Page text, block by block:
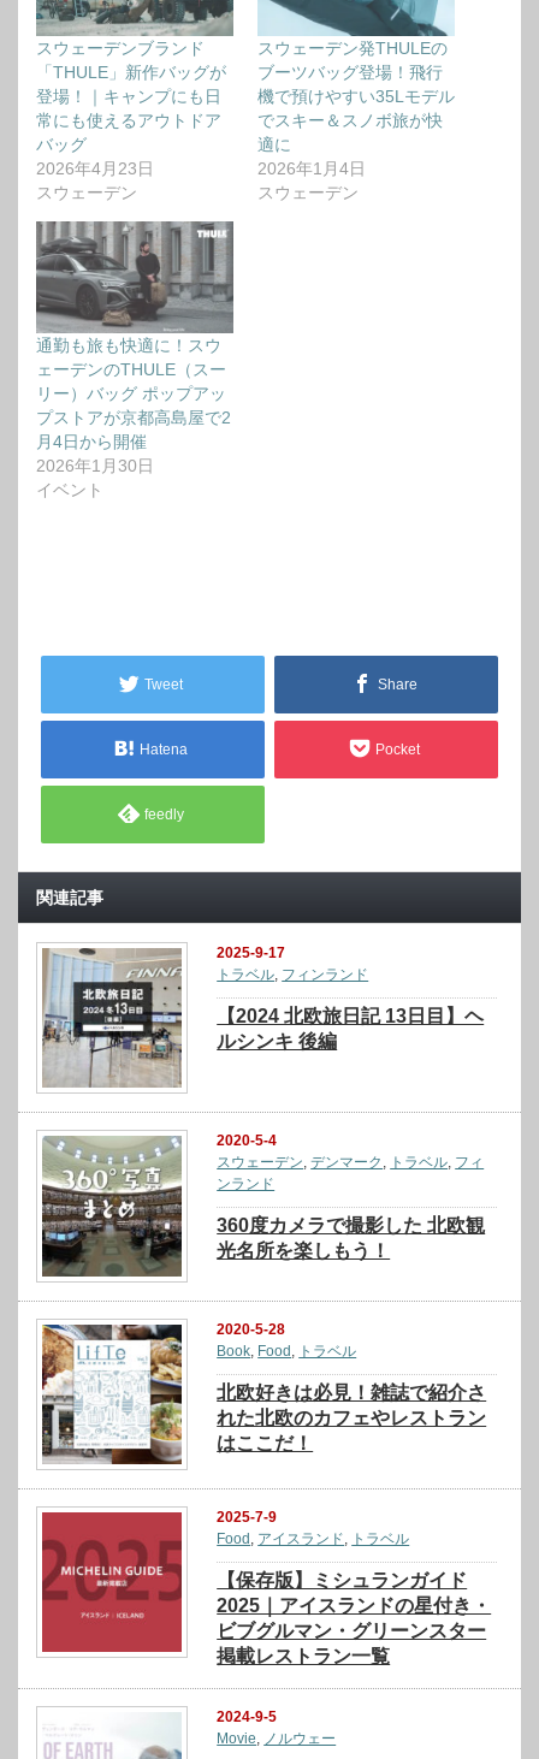
スウェーデンブランド
「THULE」新作バッグが
登場！｜キャンプにも日
常にも使えるアウトドア
バッグ
2026年4月23日
スウェーデン
スウェーデン発THULEの
ブーツバッグ登場！飛行
機で預けやすい35Lモデル
でスキー＆スノボ旅が快
適に
2026年1月4日
スウェーデン
通勤も旅も快適に！スウ
ェーデンのTHULE（スー
リー）バッグ ポップアッ
プストアが京都高島屋で2
月4日から開催
2026年1月30日
イベント
Tweet Share
Hatena Pocket
feedly
関連記事
2025-9-17
トラベル, フィンランド
【2024 北欧旅日記 13日目】ヘ
ルシンキ 後編
2020-5-4
スウェーデン,デンマーク , トラベル, フィ
ンランド
360度カメラで撮影した 北欧観
光名所を楽しもう！
2020-5-28
Book Food トラベル
北欧好きは必見！雑誌で紹介さ
れた北欧のカフェやレストラン
はここだ！
2025-7-9
Food , アイスランド, トラベル
【保存版】ミシュランガイド
2025｜アイスランドの星付き・
ビブグルマン・グリーンスター
掲載レストラン一覧
2024-9-5
Movie, ノルウェー